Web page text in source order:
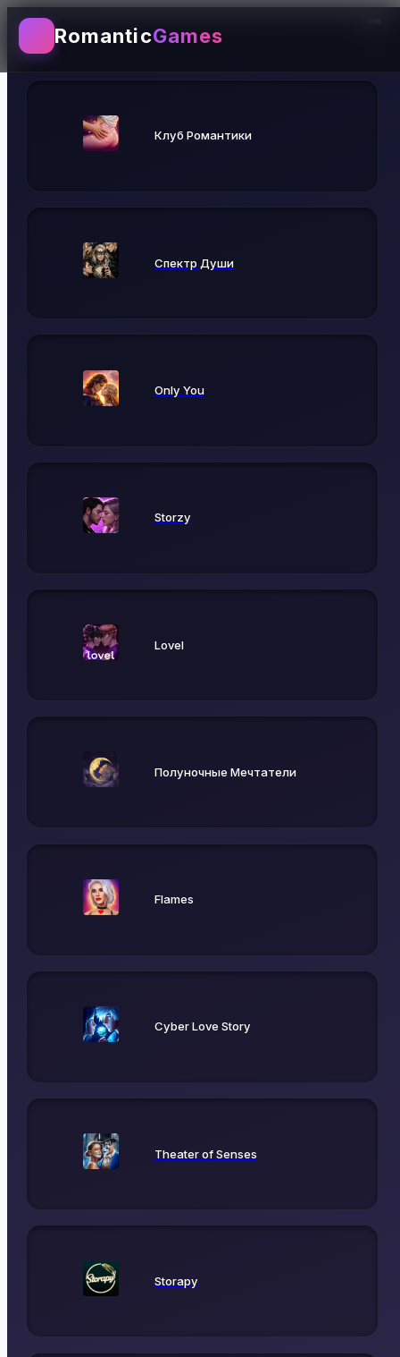
RomanticGames
Выбирай игру
Клуб Романтики
Спектр Души
Only You
Storzy
Lovel
Полуночные Мечтатели
Flames
Cyber Love Story
Theater of Senses
Storapy